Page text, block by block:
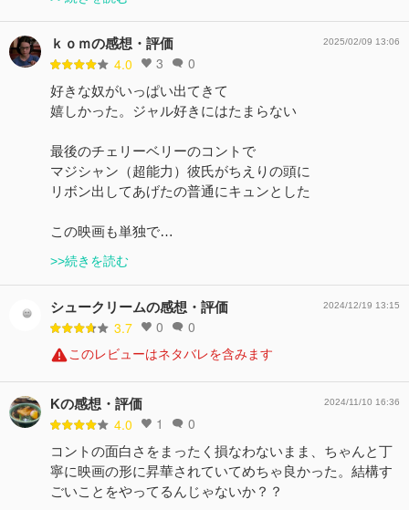
ｋｏｍの感想・評価
4.0 3 0
2025/02/09 13:06
好きな奴がいっぱい出てきて
嬉しかった。ジャル好きにはたまらない
最後のチェリーベリーのコントで
マジシャン（超能力）彼氏がちえりの頭に
リボン出してあげたの普通にキュンとした
この映画も単独で…
>>続きを読む
シュークリームの感想・評価
3.7 0 0
2024/12/19 13:15
このレビューはネタバレを含みます
Kの感想・評価
4.0 1 0
2024/11/10 16:36
コントの面白さをまったく損なわないまま、ちゃんと丁
寧に映画の形に昇華されていてめちゃ良かった。結構す
ごいことをやってるんじゃないか？？